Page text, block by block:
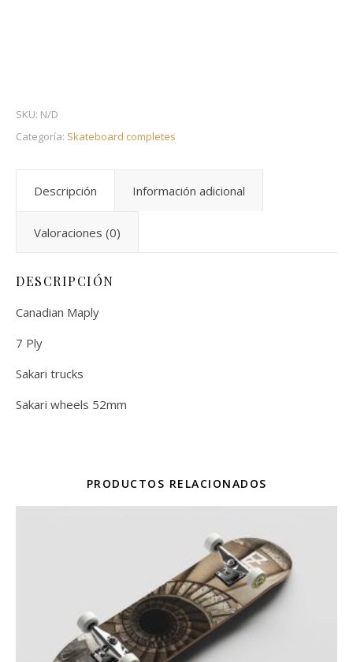
SKU: N/D
Categoría: Skateboard completes
Descripción Información adicional
Valoraciones (0)
DESCRIPCIÓN
Canadian Maply
7 Ply
Sakari trucks
Sakari wheels 52mm
PRODUCTOS RELACIONADOS